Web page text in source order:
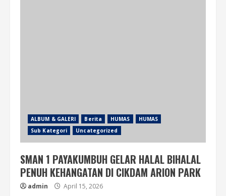
ALBUM & GALERI Berita HUMAS
HUMAS
Sub Kategori
Uncategorized
SMAN 1 PAYAKUMBUH GELAR HALAL BIHALAL
PENUH KEHANGATAN DI CIKDAM ARION PARK
admin April 15, 2026